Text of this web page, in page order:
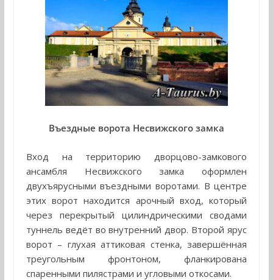
Въездные ворота Несвижского замка
Вход на территорию дворцово-замкового
ансамбля Несвижского замка оформлен
двухъярусными въездными воротами. В центре
этих ворот находится арочный вход, который
через перекрытый цилиндрическими сводами
туннель ведёт во внутренний двор. Второй ярус
ворот – глухая аттиковая стенка, завершённая
треугольным фронтоном, фланкирована
спаренными пилястрами и угловыми откосами.